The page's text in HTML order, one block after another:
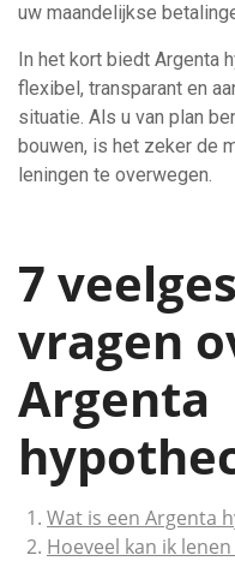
uw maandelijkse
In het kort biedt Argenta
flexibel, transparant en
situatie. Als u van plan
bouwen, is het zeker de
leningen te overwegen.
7
vragen
Argenta
Wat is een Argenta
Hoeveel kan ik